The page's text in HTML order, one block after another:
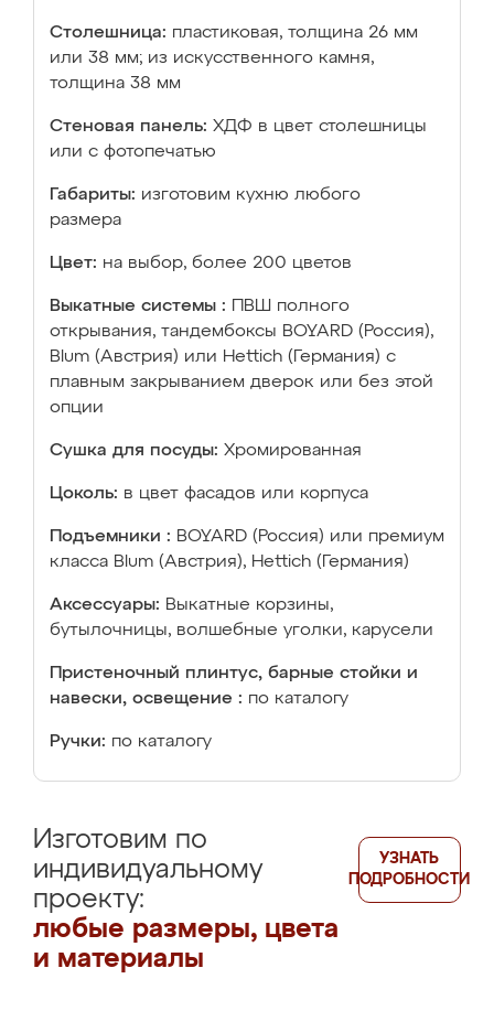
Столешница: пластиковая, толщина 26 мм
или 38 мм; из искусственного камня,
толщина 38 мм
Стеновая панель: ХДФ в цвет столешницы
или с фотопечатью
Габариты: изготовим кухню любого
размера
Цвет: на выбор, более 200 цветов
Выкатные системы :
ПВШ полного
открывания, тандембоксы BOYARD (Россия),
Blum (Австрия) или Hettich (Германия) с
плавным закрыванием дверок или без этой
опции
Сушка для посуды: Хромированная
Цоколь: в цвет фасадов или корпуса
Подъемники : BOYARD (Россия) или премиум
класса Blum (Австрия), Hettich (Германия)
Аксессуары: Выкатные корзины,
бутылочницы, волшебные уголки, карусели
Пристеночный плинтус, барные стойки и
навески, освещение : по каталогу
Ручки: по каталогу
Изготовим по
индивидуальному
проекту:
любые размеры, цвета
и материалы
УЗНАТЬ
ПОДРОБНОСТИ